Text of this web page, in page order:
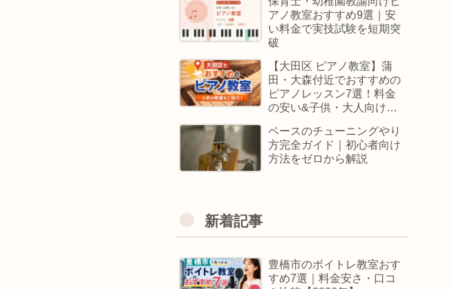
アノ教室おすすめ9選｜安
い料金で実技試験を短期突
破
【大田区 ピアノ教室】蒲
田・大森付近でおすすめの
ピアノレッスン7選！料金
の安い&子供・大人向けス
ベースのチューニングやり
方完全ガイド｜初心者向け
方法をゼロから解説
新着記事
豊橋市のボイトレ教室おす
すめ7選｜料金安さ・口コ